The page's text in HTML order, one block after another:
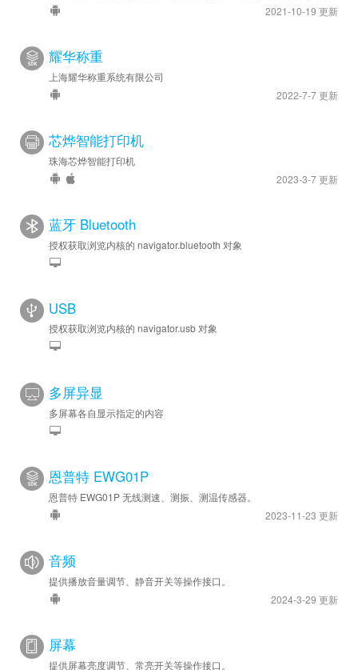
2021-10-19 更新
耀华称重
上海耀华称重系统有限公司
2022-7-7 更新
芯烨智能打印机
珠海芯烨智能打印机
2023-3-7 更新
蓝牙 Bluetooth
授权获取浏览内核的 navigator.bluetooth 对象
USB
授权获取浏览内核的 navigator.usb 对象
多屏异显
多屏幕各自显示指定的内容
恩普特 EWG01P
恩普特 EWG01P 无线测速、测振、测温传感器。
2023-11-23 更新
音频
提供播放音量调节、静音开关等操作接口。
2024-3-29 更新
屏幕
提供屏幕亮度调节、常亮开关等操作接口。